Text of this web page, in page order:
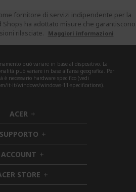
fornitore di servizi indipendente per la
ha adottato misure che garantiscono
rilasciate.
Maggiori informazioni
può variare in base al dispositivo. La
può variare in base all'area geografica. Per
necessario hardware specifico (vedi
it-it/windows/windows-11-specifications).
ACER h
i
d
d
e
n
SUPPORTO h
i
d
d
e
n
ACCOUNT h
i
d
d
STORE h
i